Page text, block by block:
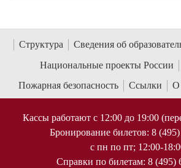
Структура
Сведения об
Национальные проекты России
Пожарная безопасность
Ссылки О
Кассы работают с 12:00 до 19:00
Бронирование билетов: 8
с пн по пт; 12:00-
Справки по билетам: 8 (495)